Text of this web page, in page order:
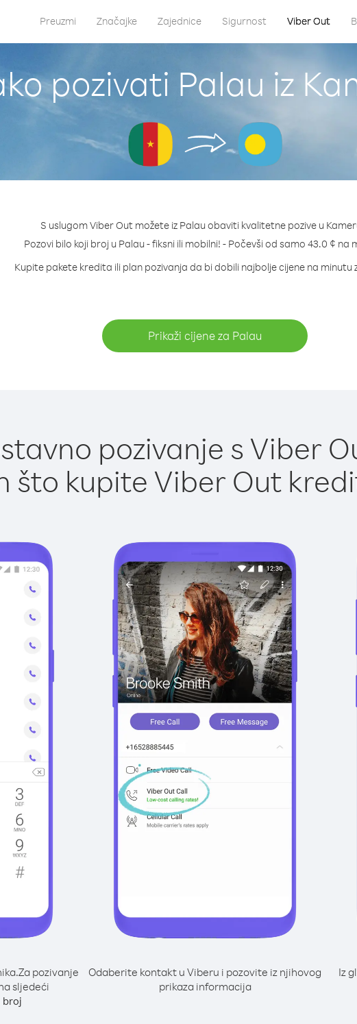
Preuzmi Značajke Zajednice Sigurnost Viber Out
pozivati Palau iz
S uslugom Viber Out možete iz Palau obaviti kvalitetne pozive u
Pozovi bilo koji broj u Palau - fiksni ili mobilni! - Počevši od samo 43.0 ¢ na
Kupite pakete kredita ili plan pozivanja da bi dobili najbolje cijene na minutu
Prikaži cijene za Palau
pozivanje s Viber
što kupite Viber Out
Za pozivanje
sljedeći
broj
Odaberite kontakt u Viberu i pozovite iz njihovog
prikaza informacija
Iz